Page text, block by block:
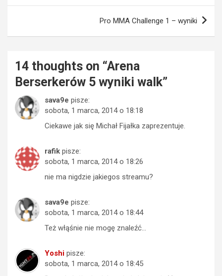
Pro MMA Challenge 1 – wyniki
14 thoughts on “Arena
Berserkerów 5 wyniki walk”
sava9e pisze:
sobota, 1 marca, 2014 o 18:18
Ciekawe jak się Michał Fijałka zaprezentuje.
rafik pisze:
sobota, 1 marca, 2014 o 18:26
nie ma nigdzie jakiegos streamu?
sava9e pisze:
sobota, 1 marca, 2014 o 18:44
Też włąśnie nie mogę znaleźć…
Yoshi pisze:
sobota, 1 marca, 2014 o 18:45